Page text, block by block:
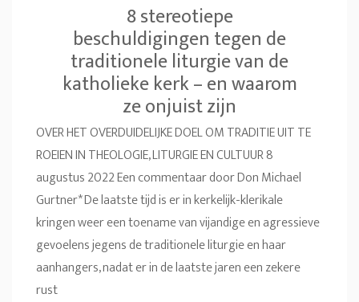
8 stereotiepe
beschuldigingen tegen de
traditionele liturgie van de
katholieke kerk – en waarom
ze onjuist zijn
OVER HET OVERDUIDELIJKE DOEL OM TRADITIE UIT TE
ROEIEN IN THEOLOGIE, LITURGIE EN CULTUUR 8
augustus 2022 Een commentaar door Don Michael
Gurtner* De laatste tijd is er in kerkelijk-klerikale
kringen weer een toename van vijandige en agressieve
gevoelens jegens de traditionele liturgie en haar
aanhangers, nadat er in de laatste jaren een zekere
rust